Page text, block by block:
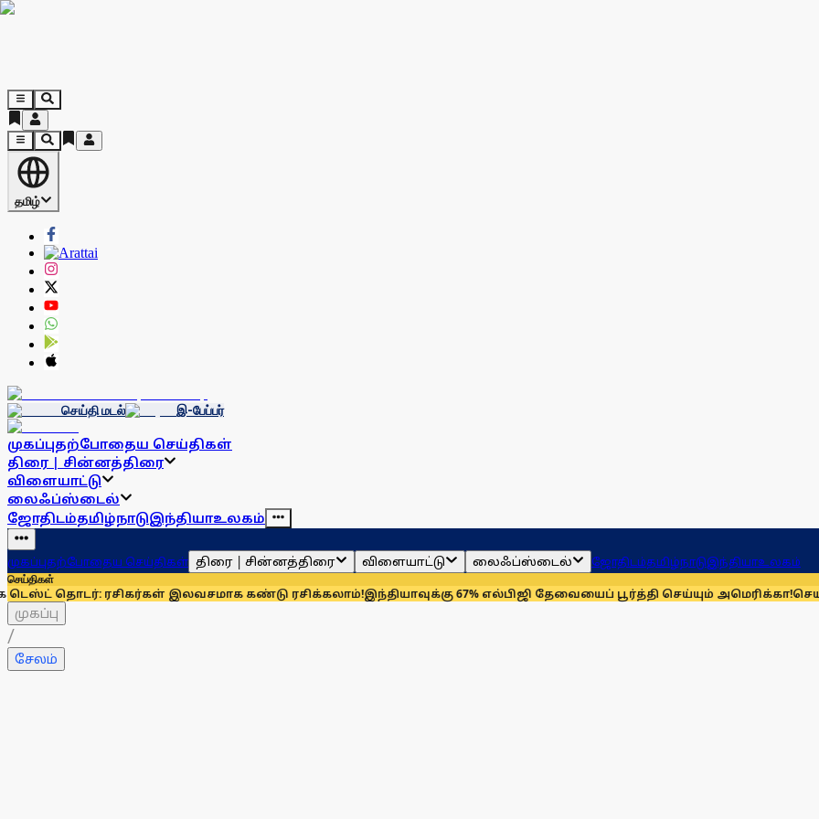
தமிழ்
செய்தி மடல் இ-பேப்பர்
முகப்புதற்போதைய செய்திகள்
திரை | சின்னத்திரை
விளையாட்டு
லைஃப்ஸ்டைல்
ஜோதிடம்தமிழ்நாடுஇந்தியாஉலகம்
முகப்புதற்போதைய செய்திகள் திரை | சின்னத்திரை விளையாட்டு லைஃப்ஸ்டைல் ஜோதிடம்தமிழ்நாடுஇந்தியாஉலகம்
செய்திகள்
ரசிகர்கள் இலவசமாக கண்டு ரசிக்கலாம்! இந்தியாவுக்கு 67% எல்பிஜி தேவையைப் பூர்த்தி செய்யும் அமெரிக்கா!செயின்ட்
முகப்பு
/
சேலம்